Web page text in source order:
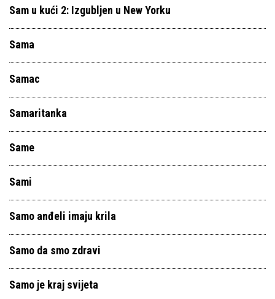
Sam u kući 2: Izgubljen u New Yorku
Sama
Samac
Samaritanka
Same
Sami
Samo anđeli imaju krila
Samo da smo zdravi
Samo je kraj svijeta